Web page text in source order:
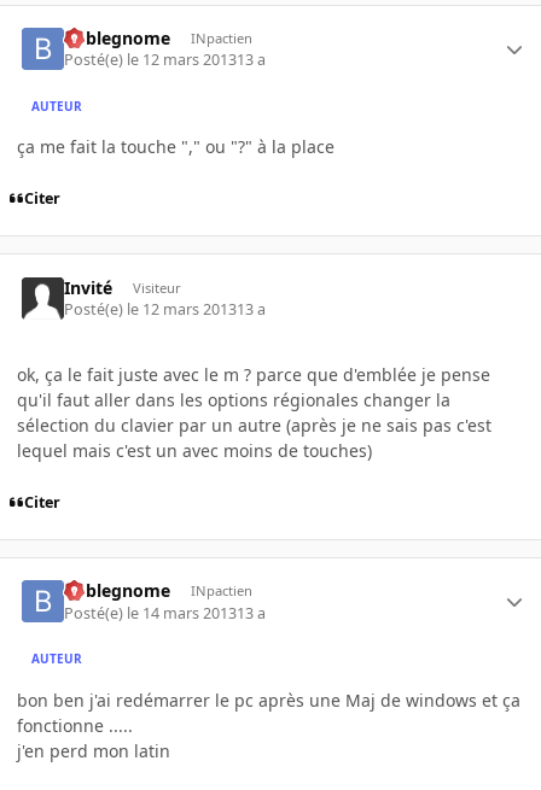
boblegnome INpactien
Posté(e) le 12 mars 201313 a
AUTEUR
ça me fait la touche "," ou "?" à la place
Citer
Invité Visiteur
Posté(e) le 12 mars 201313 a
ok, ça le fait juste avec le m ? parce que d'emblée je pense
qu'il faut aller dans les options régionales changer la
sélection du clavier par un autre (après je ne sais pas c'est
lequel mais c'est un avec moins de touches)
Citer
boblegnome INpactien
Posté(e) le 14 mars 201313 a
AUTEUR
bon ben j'ai redémarrer le pc après une Maj de windows et ça
fonctionne .....
j'en perd mon latin